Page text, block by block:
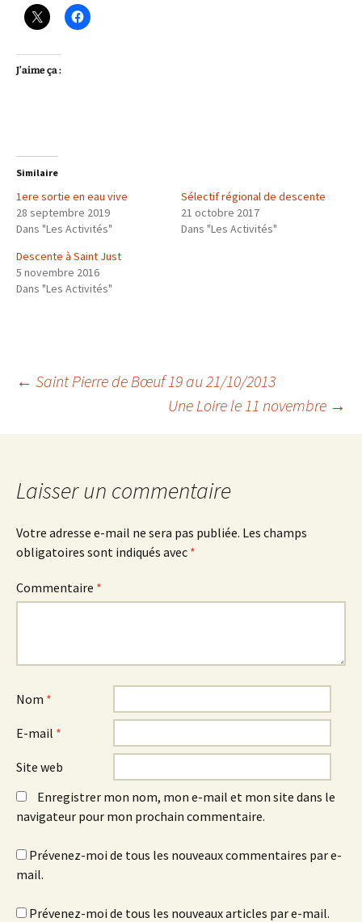
J’aime ça :
Similaire
1ere sortie en eau vive
28 septembre 2019
Dans "Les Activités"
Sélectif régional de descente
21 octobre 2017
Dans "Les Activités"
Descente à Saint Just
5 novembre 2016
Dans "Les Activités"
Navigation
des
articles
← Saint Pierre de Bœuf 19 au 21/10/2013
Une Loire le 11 novembre →
Laisser un commentaire
Votre adresse e-mail ne sera pas publiée. Les champs
obligatoires sont indiqués avec *
Commentaire *
Nom *
E-mail *
Site web
Enregistrer mon nom, mon e-mail et mon site dans le
navigateur pour mon prochain commentaire.
Prévenez-moi de tous les nouveaux commentaires par e-
mail.
Prévenez-moi de tous les nouveaux articles par e-mail.